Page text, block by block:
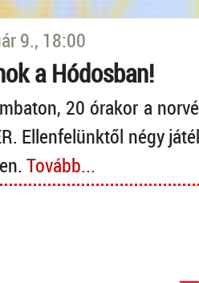
9., 18:00
a Hódosban!
20 órakor a
Ellenfelünktől négy
Tovább...